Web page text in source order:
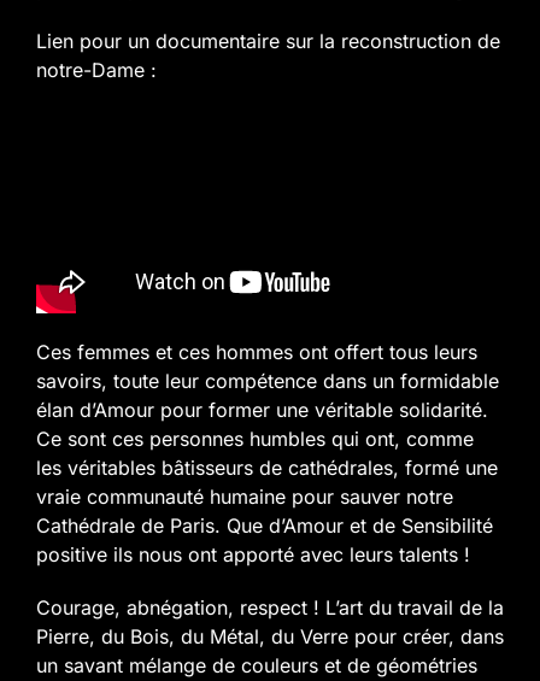
Lien pour un documentaire sur la reconstruction de
notre-Dame :
Ces femmes et ces hommes ont offert tous leurs
savoirs, toute leur compétence dans un formidable
élan d’Amour pour former une véritable solidarité.
Ce sont ces personnes humbles qui ont, comme
les véritables bâtisseurs de cathédrales, formé une
vraie communauté humaine pour sauver notre
Cathédrale de Paris. Que d’Amour et de Sensibilité
positive ils nous ont apporté avec leurs talents !
Courage, abnégation, respect ! L’art du travail de la
Pierre, du Bois, du Métal, du Verre pour créer, dans
un savant mélange de couleurs et de géométries